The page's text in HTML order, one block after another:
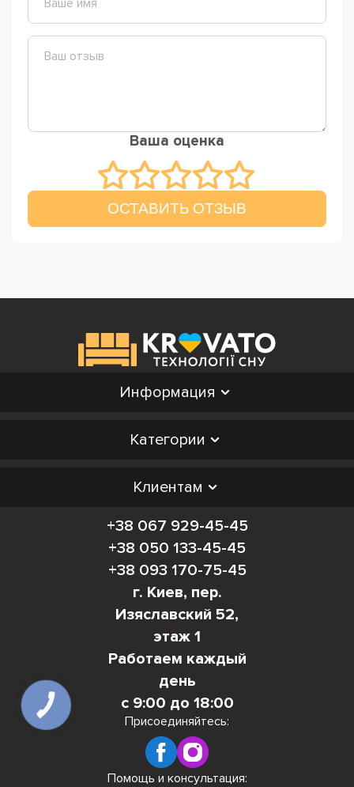
Ваша оценка
ОСТАВИТЬ ОТЗЫВ
Информация
Категории
Клиентам
+38 067 929-45-45
+38 050 133-45-45
+38 093 170-75-45
г. Киев, пер.
Изяславский 52,
этаж 1
Работаем каждый
день
с 9:00 до 18:00
Присоединяйтесь:
Помощь и консультация:
КНОПКА
СВЯЗИ